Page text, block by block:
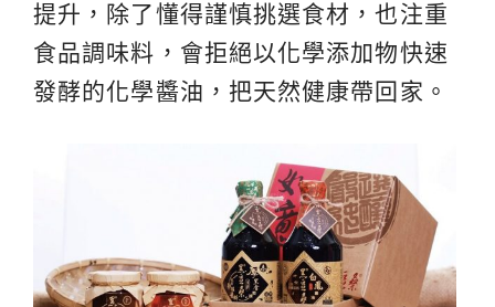
提升，除了懂得謹慎挑選食材，也注重
食品調味料，會拒絕以化學添加物快速
發酵的化學醬油，把天然健康帶回家。